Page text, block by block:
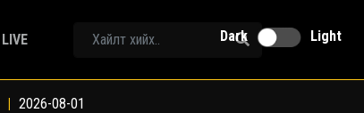
LIVE Dark Light
| 2026-08-01